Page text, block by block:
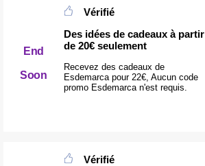
End
Soon
Vérifié
Des idées de cadeaux à partir
de 20€ seulement
Recevez des cadeaux de
Esdemarca pour 22€, Aucun code
promo Esdemarca n'est requis.
Vérifié